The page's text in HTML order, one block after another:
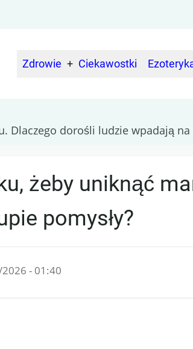
Zdrowie Ciekawostki
Dlaczego dorośli ludzie wpadają na
żeby uniknąć
pomysły?
- 01:40